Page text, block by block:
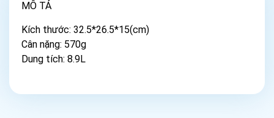
MÔ TẢ
Kích thước: 32.5*26.5*15(cm)
Cân nặng: 570g
Dung tích: 8.9L